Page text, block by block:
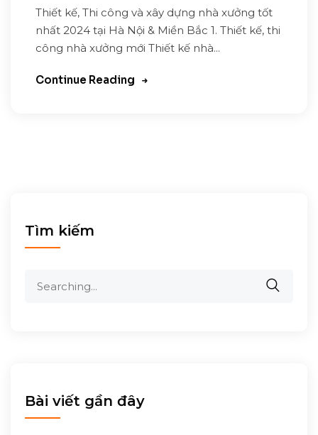
Thiết kế, Thi công và xây dựng nhà xưởng tốt
nhất 2024 tại Hà Nội & Miền Bắc 1. Thiết kế, thi
công nhà xưởng mới Thiết kế nhà...
Continue Reading
Tìm kiếm
Bài viết gần đây